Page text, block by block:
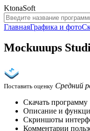
KtonaSoft
ГлавнаяГрафика и фото
Mockuuups
Поставить оценку Средний
Скачать программу
Описание и
Скриншоты
Комментарии